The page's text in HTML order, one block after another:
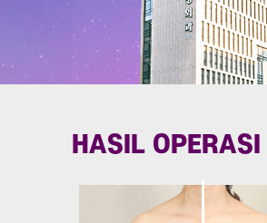
HASIL OPERASI